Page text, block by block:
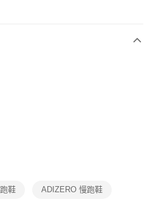
付款。
後付」後，將跳轉至「AFTEE先享後付」
通知簡訊。
點擊此簡訊中的連結，可透過四大超商／
款，方視為交易完成。
後付 」之結帳頁面顯示為準，若有關於
等相關疑問，請聯繫「AFTEE先享後付
support/home
上)免運費
上)免運費
以上)免運費
鞋 ADIZERO 慢跑鞋